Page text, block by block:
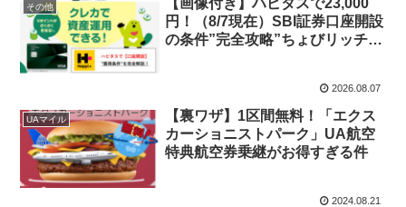
その他
円！（8/7現在）SBI証券口座開設
の条件”完全攻略”ちょびリッチな
2026.08.07
UAマイル
【裏ワザ】1区間無料！「エクス
カーショニストパーク」UA航空
特典航空券乗継がお得すぎる件
2024.08.21